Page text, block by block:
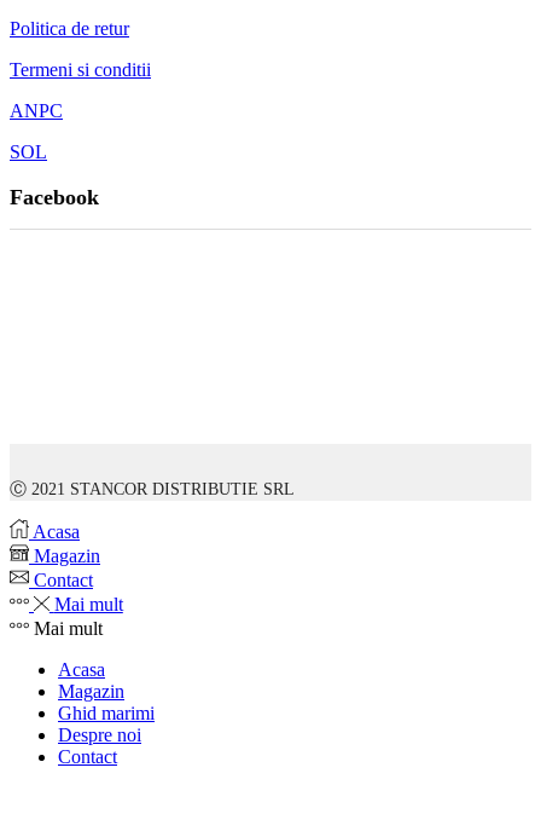
Politica de retur
Termeni si conditii
ANPC
SOL
Facebook
Ⓒ 2021 STANCOR DISTRIBUTIE SRL
Acasa
Magazin
Contact
Mai mult
Mai mult
Acasa
Magazin
Ghid marimi
Despre noi
Contact